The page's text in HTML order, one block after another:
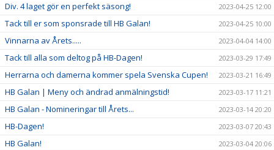
Div. 4 laget gör en perfekt säsong! 2023-04-25 12:00
Tack till er som sponsrade till HB Galan! 2023-04-25 10:00
Vinnarna av Årets..... 2023-04-04 14:00
Tack till alla som deltog på HB-Dagen! 2023-03-29 17:49
Herrarna och damerna kommer spela Svenska Cupen! 2023-03-21 16:49
HB Galan | Meny och ändrad anmälningstid! 2023-03-17 11:21
HB Galan - Nomineringar till Årets... 2023-03-14 20:20
HB-Dagen! 2023-03-07 20:43
HB Galan! 2023-03-04 20:06